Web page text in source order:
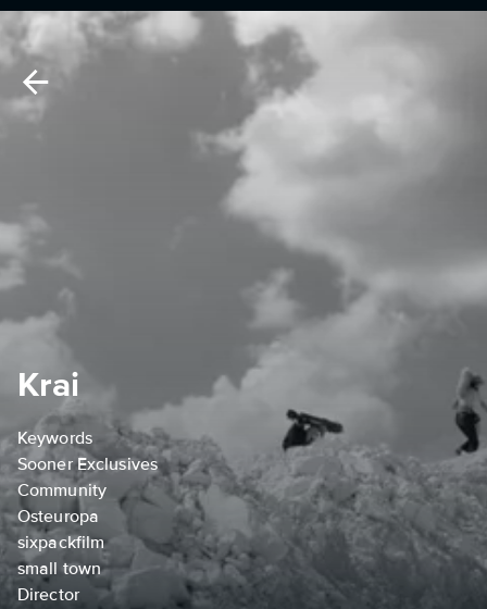
Krai
Keywords
Sooner Exclusives
Community
Osteuropa
sixpackfilm
small town
Director